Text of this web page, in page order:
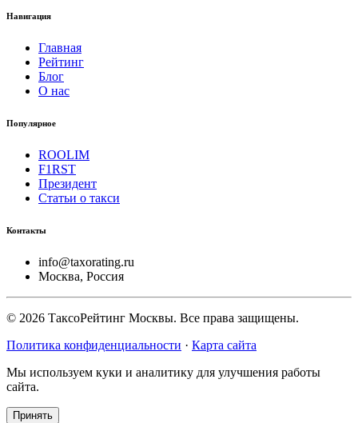
Навигация
Главная
Рейтинг
Блог
О нас
Популярное
ROOLIM
F1RST
Президент
Статьи о такси
Контакты
info@taxorating.ru
Москва, Россия
© 2026 ТаксоРейтинг Москвы. Все права защищены.
Политика конфиденциальности · Карта сайта
Мы используем куки и аналитику для улучшения работы
сайта.
Принять